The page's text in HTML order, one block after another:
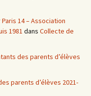
14 – Association
1981 dans Collecte de
des parents d’élèves
parents d’élèves 2021-